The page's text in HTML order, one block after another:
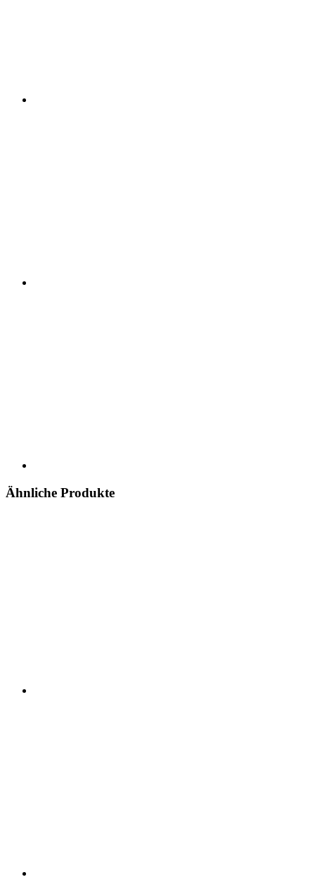
Ähnliche Produkte